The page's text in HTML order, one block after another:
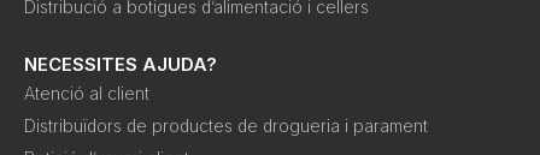
Distribució a botigues d’alimentació i cellers
NECESSITES AJUDA?
Atenció al client
Distribuïdors de productes de drogueria i parament